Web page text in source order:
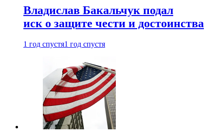
Владислав Бакальчук подал
иск о защите чести и достоинства
1 год спустя1 год спустя